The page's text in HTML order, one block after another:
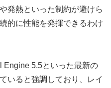
発熱といった制約が避けら
的に性能を発揮できるわけ
Engine 5.5といった最新の
いると強調しており、レイ